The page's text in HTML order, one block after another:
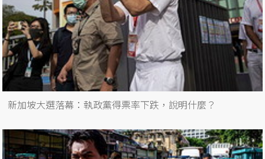
新加坡大選落幕：執政黨得票率下跌，說明什麼？